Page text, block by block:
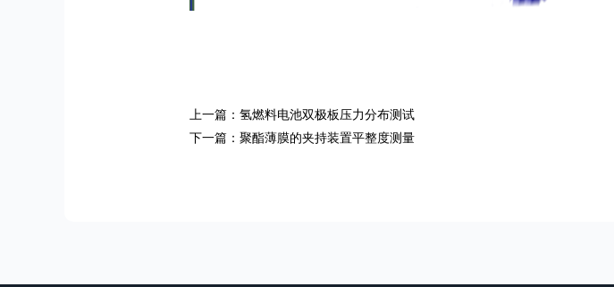
上一篇：氢燃料电池双极板压力分布测试
下一篇：聚酯薄膜的夹持装置平整度测量